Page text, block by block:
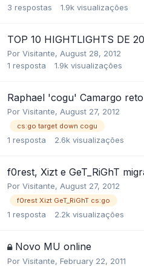
3 respostas 1.9k visualizações
TOP 10 HIGHTLIGHTS DE
Por Visitante, August 28, 2012
1 resposta 1.9k visualizações
Raphael 'cogu' Camargo
Por Visitante, August 27, 2012
cs:go target down cogu
1 resposta 2.6k visualizações
f0rest, Xizt e GeT_RiGhT
Por Visitante, August 27, 2012
f0rest Xizt GeT_RiGhT cs:go
1 resposta 2.2k visualizações
Novo MU online
Por Visitante, February 22, 2011